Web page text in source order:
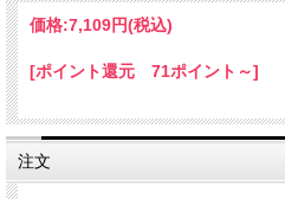
価格:7,109円(税込)
[ポイント還元 71ポイント～]
注文